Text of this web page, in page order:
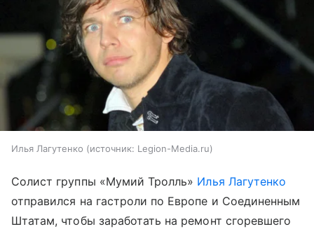
Илья Лагутенко источник: Legion-Media.ru
Солист группы «Мумий Тролль» Илья Лагутенко
отправился на гастроли по Европе и Соединенным
Штатам, чтобы заработать на ремонт сгоревшего